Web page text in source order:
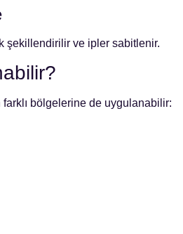
şekillendirilir ve ipler sabitlenir.
farklı bölgelerine de uygulanabilir: